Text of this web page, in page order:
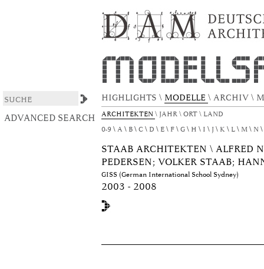
Browsing DAS ARCHITEKTURMODELL by
HIGHLIGHTS \ MODELLE \ ARCHIV \
ARCHITEKTEN \ JAHR \ ORT \ LAND
ADVANCED SEARCH
0-9 A B C D E F G H I J K L M N
STAAB ARCHITEKTEN \ ALFRED
PEDERSEN; VOLKER STAAB;
GISS (German International School Sydney)
2003 - 2008